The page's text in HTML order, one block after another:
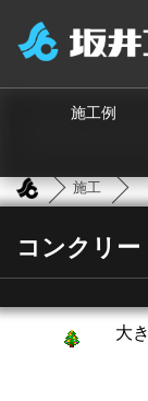
施工例
施工
コンクリ
大